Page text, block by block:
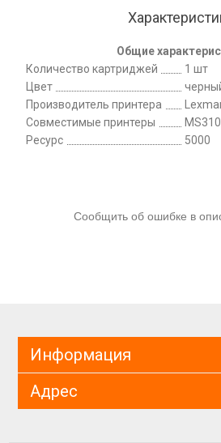
Общие
Количество картриджей
1 шт
Цвет
Производитель принтера
Совместимые принтеры
Ресурс
5000
Сообщить об ошибке в
Информация
Адрес